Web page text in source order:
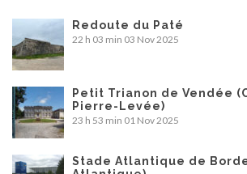
Redoute du Paté
22 h 03 min 03 Nov 2025
Petit Trianon de Vendée
Pierre-Levée)
23 h 53 min 01 Nov 2025
Stade Atlantique de